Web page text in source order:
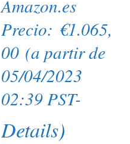
Amazon.es
Precio: €1.065,
00(a partir de
05/04/2023
02:39 PST-
Details)